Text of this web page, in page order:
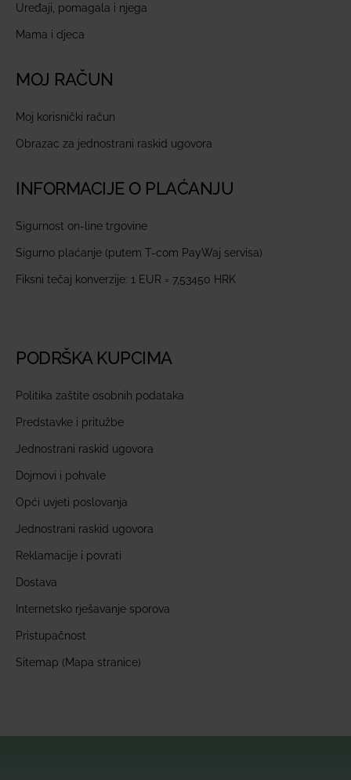
Uređaji, pomagala i njega
Mama i djeca
MOJ RAČUN
Moj korisnički račun
Obrazac za jednostrani raskid ugovora
INFORMACIJE O PLAĆANJU
Sigurnost on-line trgovine
Sigurno plaćanje (putem T-com PayWaj servisa)
Fiksni tečaj konverzije: 1 EUR = 7,53450 HRK
PODRŠKA KUPCIMA
Politika zaštite osobnih podataka
Predstavke i pritužbe
Jednostrani raskid ugovora
Dojmovi i pohvale
Opći uvjeti poslovanja
Jednostrani raskid ugovora
Reklamacije i povrati
Dostava
Internetsko rješavanje sporova
Pristupačnost
Sitemap (Mapa stranice)